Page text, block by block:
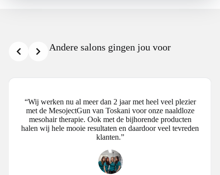
Andere salons gingen jou voor
“Wij werken nu al meer dan 2 jaar met heel veel plezier
met de MesojectGun van Toskani voor onze naaldloze
mesohair therapie. Ook met de bijhorende producten
halen wij hele mooie resultaten en daardoor veel tevreden
klanten.”